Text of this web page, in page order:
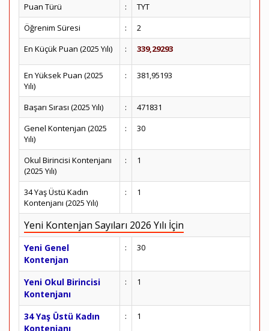
Puan Türü
:
TYT
Öğrenim Süresi
:
2
En Küçük Puan (2025 Yılı)
: 339,29293
En Yüksek Puan (2025
Yılı)
: 381,95193
Başarı Sırası (2025 Yılı) :
471831
Genel Kontenjan (2025
Yılı)
: 30
Okul Birincisi Kontenjanı
(2025 Yılı)
: 1
34 Yaş Üstü Kadın
Kontenjanı (2025 Yılı)
: 1
Yeni Kontenjan Sayıları 2026 Yılı İçin
Yeni Genel
Kontenjan
: 30
Yeni Okul Birincisi
Kontenjanı
: 1
34 Yaş Üstü Kadın
Kontenjanı
: 1